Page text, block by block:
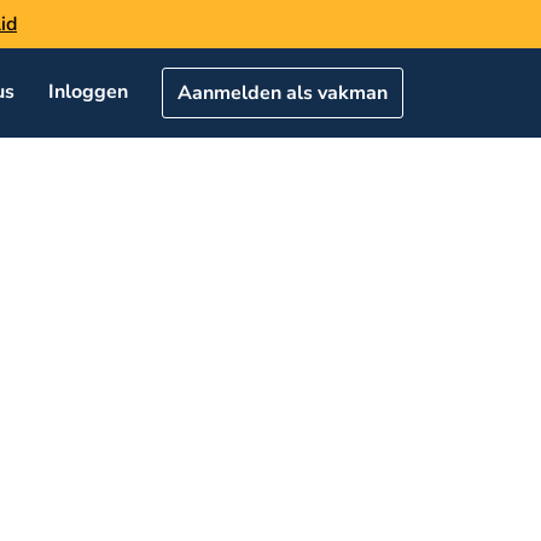
Inloggen Aanmelden als vakman